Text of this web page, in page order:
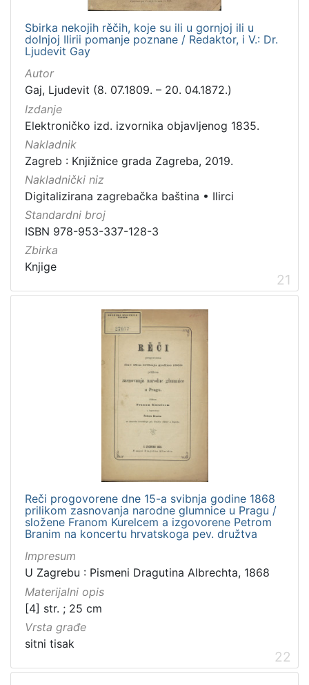
Sbirka nekojih rěčih, koje su ili u gornjoj ili u
dolnjoj Ilirii pomanje poznane / Redaktor, i V.: Dr.
Ljudevit Gay
Autor
Gaj, Ljudevit (8. 07.1809. – 20. 04.1872.)
Izdanje
Elektroničko izd. izvornika objavljenog 1835.
Nakladnik
Zagreb : Knjižnice grada Zagreba, 2019.
Nakladnički niz
Digitalizirana zagrebačka baština • Ilirci
Standardni broj
ISBN 978-953-337-128-3
Zbirka
Knjige
21
Reči progovorene dne 15-a svibnja godine 1868
prilikom zasnovanja narodne glumnice u Pragu /
složene Franom Kurelcem a izgovorene Petrom
Branim na koncertu hrvatskoga pev. družtva
Impresum
U Zagrebu : Pismeni Dragutina Albrechta, 1868
Materijalni opis
[4] str. ; 25 cm
Vrsta građe
sitni tisak
22